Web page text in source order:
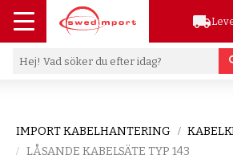
Meny
local_shipping
IMPORT KABELHANTERING
LÅSANDE KABELSÄTE TYP 143